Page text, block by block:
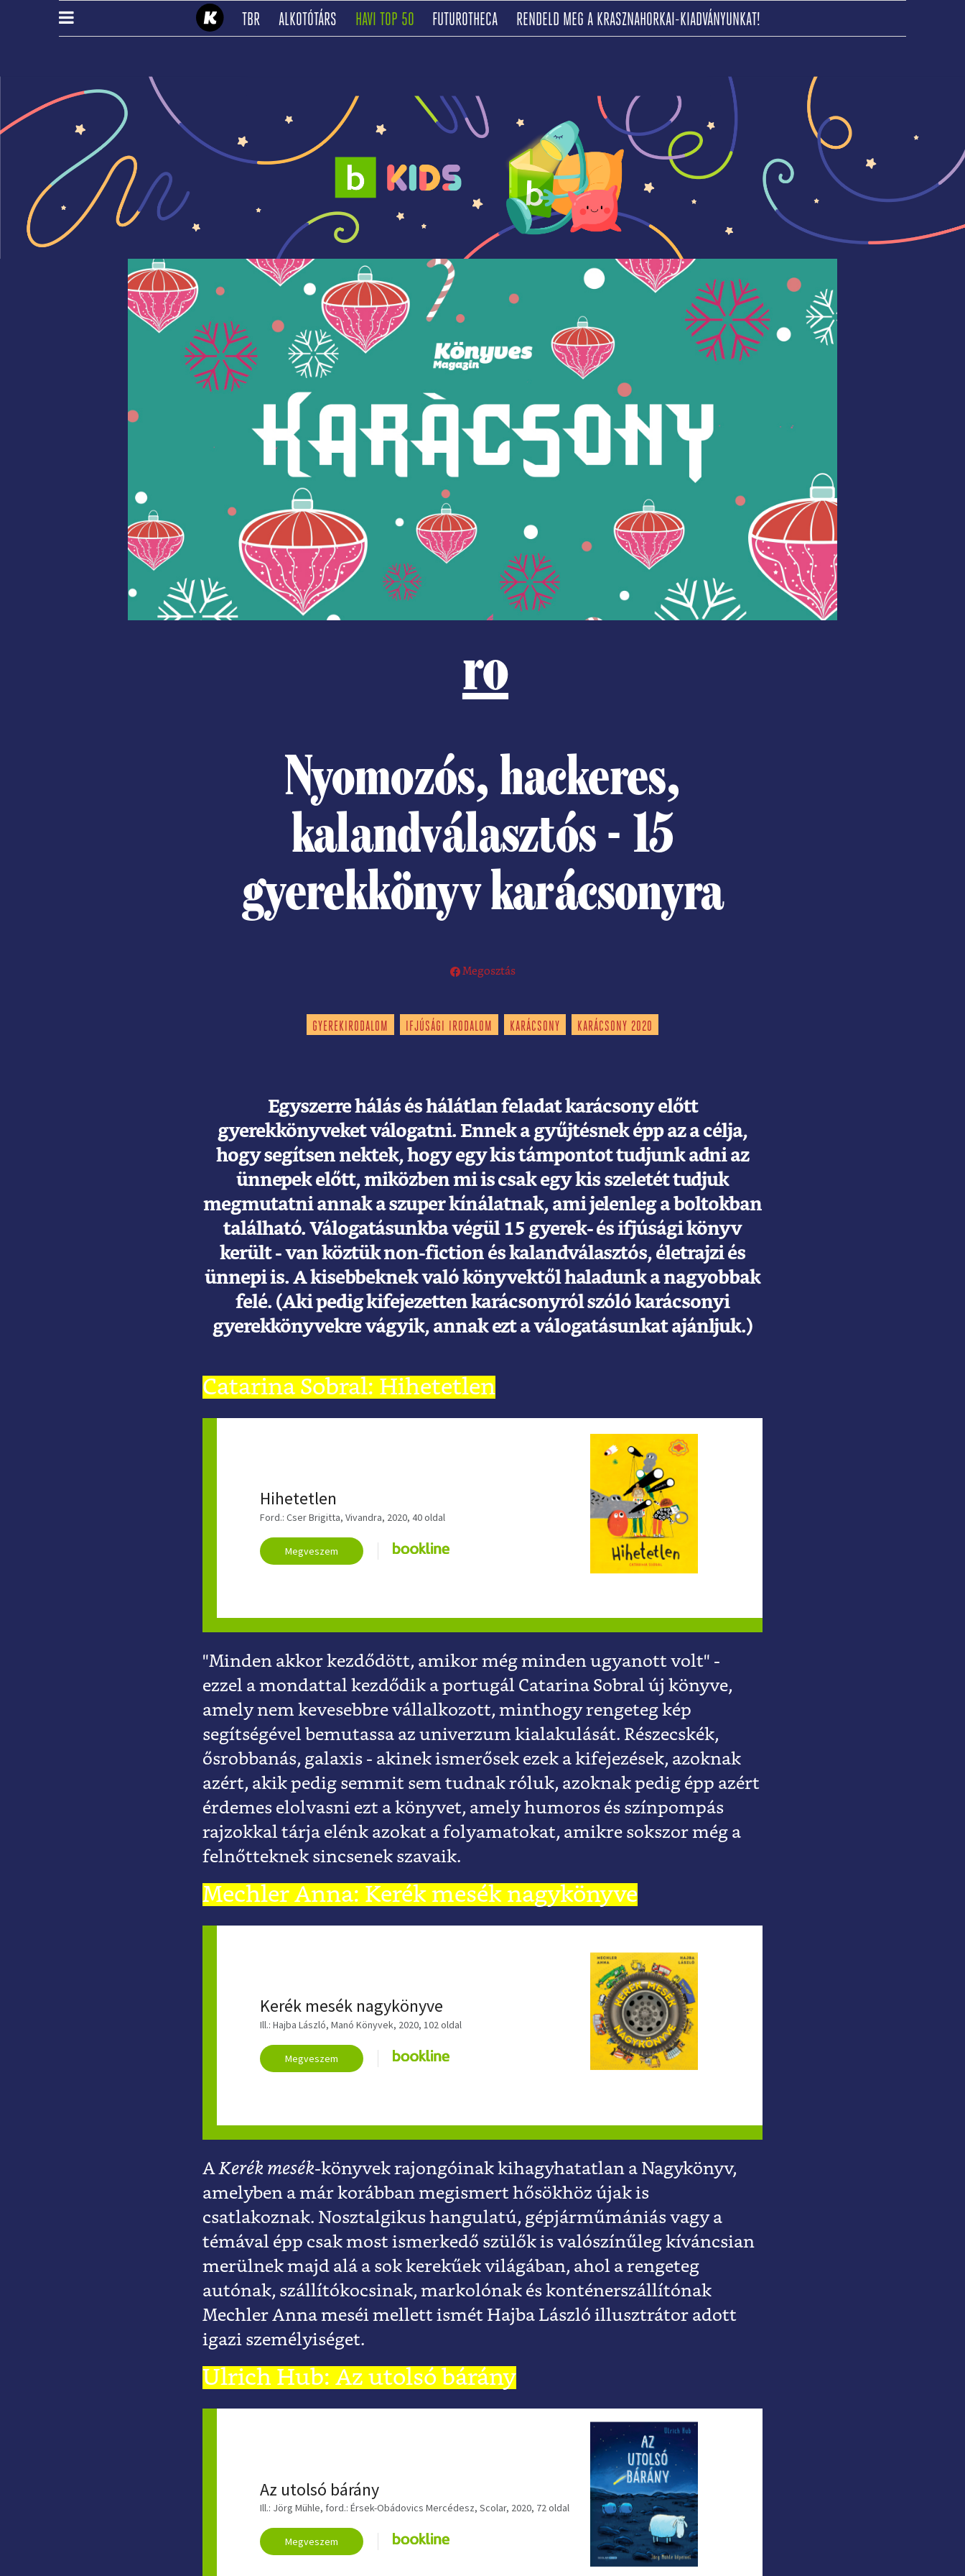
TBR(CURRENT)
ALKOTÓTÁRS(CURRENT)
HAVI TOP 50(CURRENT)
FUTUROTHECA(CURRENT)
RENDELD MEG A KRASZNAHORKAI-KIADVÁNYUNKAT!(CURRENT)
ro
Nyomozós, hackeres,
kalandválasztós - 15
gyerekkönyv karácsonyra
Megosztás
GYEREKIRODALOM IFJÚSÁGI IRODALOM KARÁCSONY KARÁCSONY 2020
Egyszerre hálás és hálátlan feladat karácsony előtt
gyerekkönyveket válogatni. Ennek a gyűjtésnek épp az a célja,
hogy segítsen nektek, hogy egy kis támpontot tudjunk adni az
ünnepek előtt, miközben mi is csak egy kis szeletét tudjuk
megmutatni annak a szuper kínálatnak, ami jelenleg a boltokban
található. Válogatásunkba végül 15 gyerek- és ifjúsági könyv
került - van köztük non-fiction és kalandválasztós, életrajzi és
ünnepi is. A kisebbeknek való könyvektől haladunk a nagyobbak
felé. (Aki pedig kifejezetten karácsonyról szóló karácsonyi
gyerekkönyvekre vágyik, annak ezt a válogatásunkat ajánljuk.)
Catarina Sobral: Hihetetlen
Hihetetlen
Ford.: Cser Brigitta, Vivandra, 2020, 40 oldal
Megveszem
"Minden akkor kezdődött, amikor még minden ugyanott volt" -
ezzel a mondattal kezdődik a portugál Catarina Sobral új könyve,
amely nem kevesebbre vállalkozott, minthogy rengeteg kép
segítségével bemutassa az univerzum kialakulását. Részecskék,
ősrobbanás, galaxis - akinek ismerősek ezek a kifejezések, azoknak
azért, akik pedig semmit sem tudnak róluk, azoknak pedig épp azért
érdemes elolvasni ezt a könyvet, amely humoros és színpompás
rajzokkal tárja elénk azokat a folyamatokat, amikre sokszor még a
felnőtteknek sincsenek szavaik.
Mechler Anna: Kerék mesék nagykönyve
Kerék mesék nagykönyve
Ill.: Hajba László, Manó Könyvek, 2020, 102 oldal
Megveszem
AKerék mesék-könyvek rajongóinak kihagyhatatlan a Nagykönyv,
amelyben a már korábban megismert hősökhöz újak is
csatlakoznak. Nosztalgikus hangulatú, gépjárműmániás vagy a
témával épp csak most ismerkedő szülők is valószínűleg kíváncsian
merülnek majd alá a sok kerekűek világában, ahol a rengeteg
autónak, szállítókocsinak, markolónak és konténerszállítónak
Mechler Anna meséi mellett ismét Hajba László illusztrátor adott
igazi személyiséget.
Ulrich Hub: Az utolsó bárány
Az utolsó bárány
Ill.: Jörg Mühle, ford.: Érsek-Obádovics Mercédesz, Scolar, 2020, 72 oldal
Megveszem